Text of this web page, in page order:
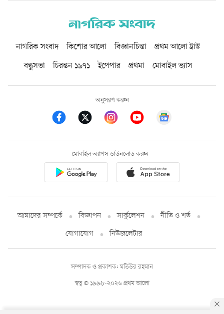
নাগরিক সংবাদ কিশোর আলো বিজ্ঞানচিন্তা
প্রথম আলো ট্রাস্ট
বন্ধুসভা
চিরন্তন ১৯৭১ ইপেপার প্রথমা মোবাইল ভ্যাস
অনুসরণ করুন
মোবাইল অ্যাপস ডাউনলোড করুন
আমাদের সম্পর্কে বিজ্ঞাপন সার্কুলেশন
নীতি ও শর্ত
যোগাযোগ
নিউজলেটার
স্বত্ব © ১৯৯৮-২০২৬ প্রথম আলো
সম্পাদক ও প্রকাশক: মতিউর রহমান